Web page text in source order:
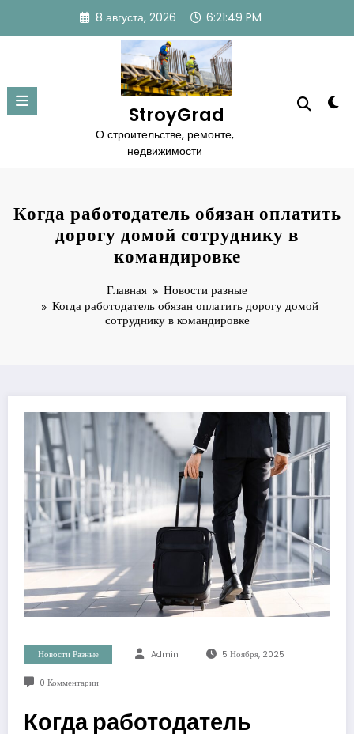
содержимому
8 августа, 2026 6:21:50 PM
StroyGrad
О строительстве, ремонте,
недвижимости
Когда работодатель обязан оплатить
дорогу домой сотруднику в
командировке
Главная
Новости разные
Когда работодатель обязан оплатить дорогу домой
сотруднику в командировке
Новости Разные Admin 5 Ноября, 2025
0 Комментарии
Когда работодатель